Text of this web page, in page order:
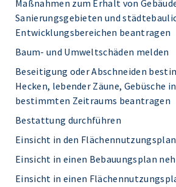
Maßnahmen zum Erhalt von
Sanierungsgebieten und
Entwicklungsbereichen beantragen
Baum- und Umweltschäden melden
Beseitigung oder Abschneiden
Hecken, lebender Zäune, Gebüsche
bestimmten Zeitraums beantragen
Bestattung durchführen
Einsicht in den
Einsicht in einen Bebauungsplan
Einsicht in einen